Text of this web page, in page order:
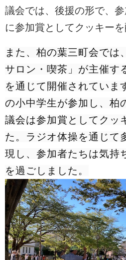
議会では、後援の形で、
に参加賞としてクッキーを
また、柏の葉三町会では
サロン・喫茶」が主催す
を通じて開催されていま
の小中学生が参加し、柏
議会は参加賞としてクッ
た。ラジオ体操を通じて
現し、参加者たちは気持
を過ごしました。